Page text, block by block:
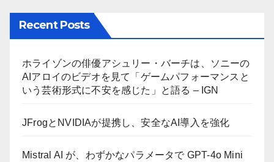
Recent Posts
ホライゾンの俳優アシュリー・バーチは、ソニーの
AIアロイのビデオを見て「ゲームパフォーマンスと
いう芸術形式に不安を感じた」と語る – IGN
JFrogとNVIDIAが提携し、安全なAI導入を強化
Mistral AI が、わずかなパラメータで GPT-4o Mini